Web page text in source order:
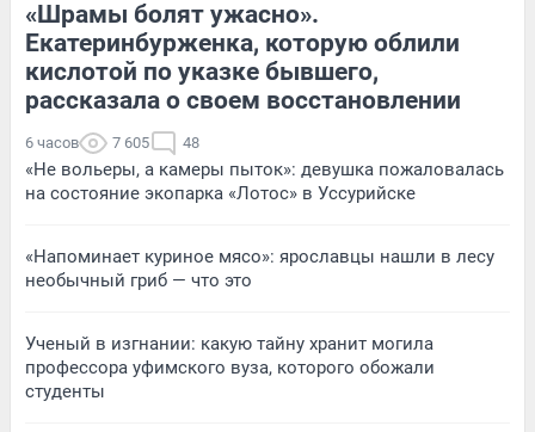
«Шрамы болят ужасно».
Екатеринбурженка, которую облили
кислотой по указке бывшего,
рассказала о своем восстановлении
6 часов 7 605 48
«Не вольеры, а камеры пыток»: девушка пожаловалась
на состояние экопарка «Лотос» в Уссурийске
«Напоминает куриное мясо»: ярославцы нашли в лесу
необычный гриб — что это
Ученый в изгнании: какую тайну хранит могила
профессора уфимского вуза, которого обожали
студенты